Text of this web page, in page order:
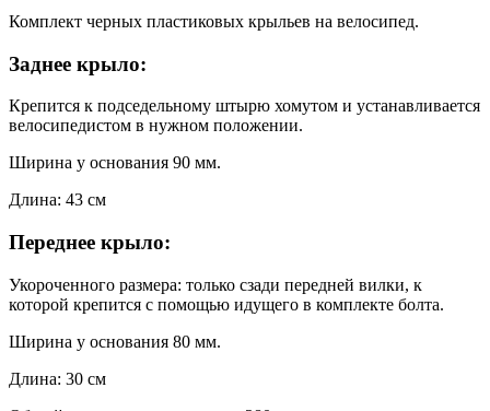
Комплект черных пластиковых крыльев на велосипед.
Заднее крыло:
Крепится к подседельному штырю хомутом и устанавливается
велосипедистом в нужном положении.
Ширина у основания 90 мм.
Длина: 43 см
Переднее крыло:
Укороченного размера: только сзади передней вилки, к
которой крепится с помощью идущего в комплекте болта.
Ширина у основания 80 мм.
Длина: 30 см